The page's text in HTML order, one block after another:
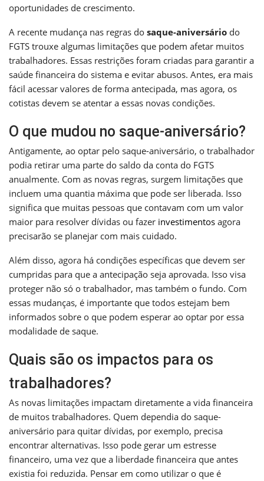
oportunidades de crescimento.
A recente mudança nas regras do saque-aniversário do
FGTS trouxe algumas limitações que podem afetar muitos
trabalhadores. Essas restrições foram criadas para garantir a
saúde financeira do sistema e evitar abusos. Antes, era mais
fácil acessar valores de forma antecipada, mas agora, os
cotistas devem se atentar a essas novas condições.
O que mudou no saque-aniversário?
Antigamente, ao optar pelo saque-aniversário, o trabalhador
podia retirar uma parte do saldo da conta do FGTS
anualmente. Com as novas regras, surgem limitações que
incluem uma quantia máxima que pode ser liberada. Isso
significa que muitas pessoas que contavam com um valor
maior para resolver dívidas ou fazer investimentos agora
precisarão se planejar com mais cuidado.
Além disso, agora há condições específicas que devem ser
cumpridas para que a antecipação seja aprovada. Isso visa
proteger não só o trabalhador, mas também o fundo. Com
essas mudanças, é importante que todos estejam bem
informados sobre o que podem esperar ao optar por essa
modalidade de saque.
Quais são os impactos para os
trabalhadores?
As novas limitações impactam diretamente a vida financeira
de muitos trabalhadores. Quem dependia do saque-
aniversário para quitar dívidas, por exemplo, precisa
encontrar alternativas. Isso pode gerar um estresse
financeiro, uma vez que a liberdade financeira que antes
existia foi reduzida. Pensar em como utilizar o que é